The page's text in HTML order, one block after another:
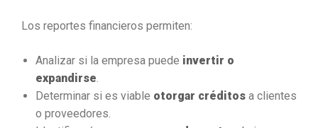
Los reportes financieros permiten:
Analizar si la empresa puede invertir o
expandirse.
Determinar si es viable otorgar créditos a clientes
o proveedores.